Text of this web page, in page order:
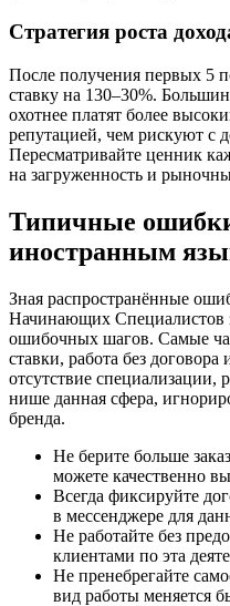
Стратегия роста
После получения первых 5
ставку на 130–30%.
охотнее платят более
репутацией, чем рискуют с
Пересматривайте ценник
на загруженность и
Типичные
иностранным
Зная распространённые
Начинающих Специалистов
ошибочных шагов. Самые
ставки, работа без договора
отсутствие
нише данная сфера,
бренда.
Не берите больше
можете качественно
Всегда фиксируйте
в мессенджере для
Не работайте без
клиентами по эта
Не пренебрегайте
вид работы меняется